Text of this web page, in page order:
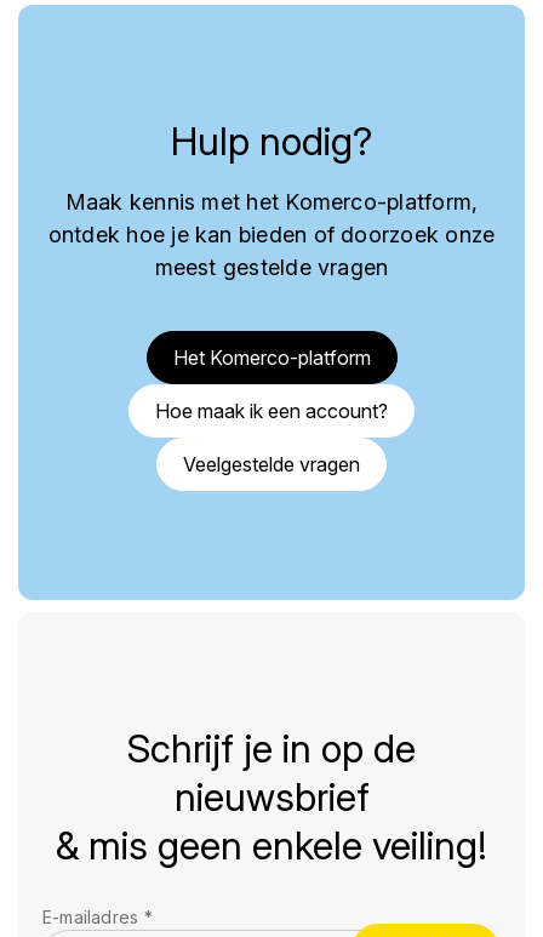
Hulp nodig?
Maak kennis met het Komerco-platform,
ontdek hoe je kan bieden of doorzoek onze
meest gestelde vragen
Het Komerco-platform
Hoe maak ik een account?
Veelgestelde vragen
Schrijf je in op de
nieuwsbrief
& mis geen enkele veiling!
E-mailadres *